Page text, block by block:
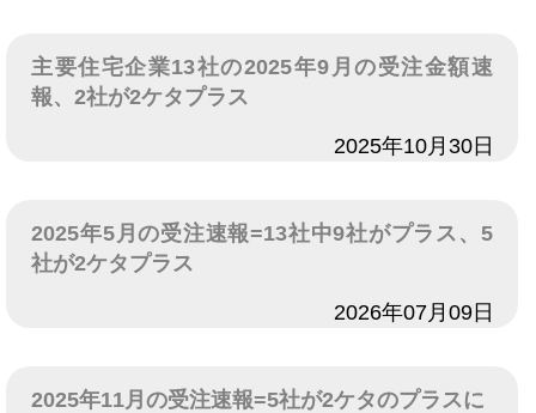
主要住宅企業13社の2025年9月の受注金額速
報、2社が2ケタプラス
2025年10月30日
2025年5月の受注速報=13社中9社がプラス、5
社が2ケタプラス
2026年07月09日
2025年11月の受注速報=5社が2ケタのプラスに